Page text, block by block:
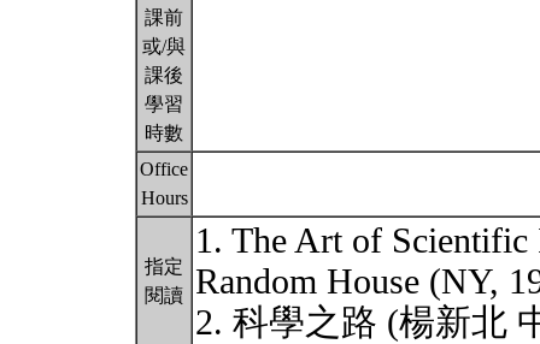
課前
或/與
課後
學習
時數
Office
Hours
指定
閱讀
1. The Art of
Random House (NY,
2. 科學之路 (楊新北